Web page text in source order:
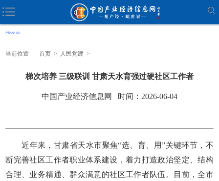
当前位置 首页 > 人民党建 >
梯次培养 三级联训 甘肃天水育强过硬社区工作者
中国产业经济信息网 时间：2026-06-04
近年来，甘肃省天水市聚焦“选、育、用”关键环节，不
断完善社区工作者职业体系建设，着力打造政治坚定、结构
合理、业务精通、群众满意的社区工作者队伍。目前，全市